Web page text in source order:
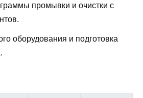
промывки и очистки с
оборудования и подготовка